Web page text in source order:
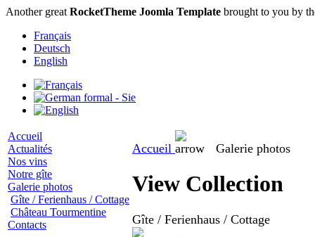
Another great RocketTheme Joomla Template brought to you by
Français
Deutsch
English
Accueil
Actualités
Nos vins
Notre gîte
Galerie photos
Gîte / Ferienhaus / Cottage
Château Tourmentine
Contacts
Accueil Galerie photos
View Collection
Gîte / Ferienhaus / Cottage